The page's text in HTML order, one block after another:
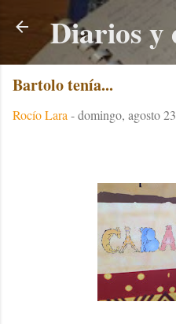
Diarios y
Bartolo tenía...
Rocío Lara -domingo, agosto